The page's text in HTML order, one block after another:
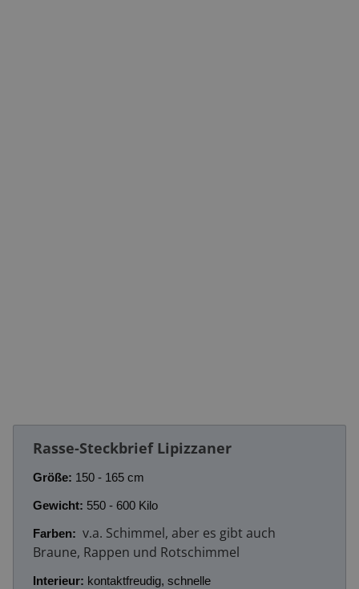
Rasse-Steckbrief Lipizzaner
Größe: 150 - 165 cm
Gewicht: 550 - 600 Kilo
Farben: v.a. Schimmel, aber es gibt auch
Braune, Rappen und Rotschimmel
Interieur: kontaktfreudig, schnelle